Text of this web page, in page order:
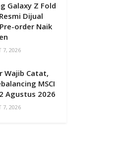
Galaxy Z Fold
Dijual
order Naik
7, 2026
Wajib Catat,
MSCI
Agustus 2026
7, 2026